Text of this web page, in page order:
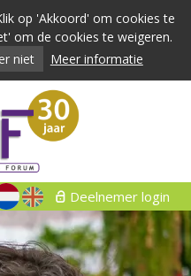
op 'Akkoord' om cookies te
om de cookies te weigeren.
niet Meer informatie
Deelnemer login